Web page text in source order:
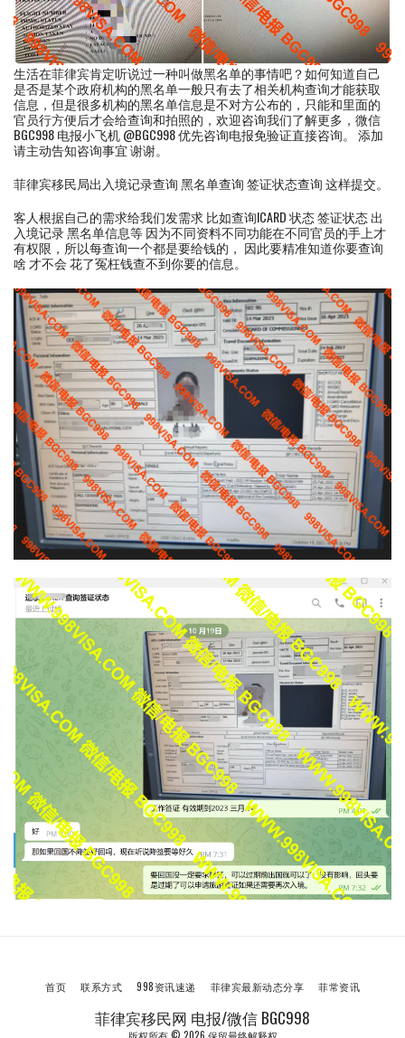
生活在菲律宾肯定听说过一种叫做黑名单的事情吧？如何知道自己
是否是某个政府机构的黑名单一般只有去了相关机构查询才能获取
信息，但是很多机构的黑名单信息是不对方公布的，只能和里面的
官员行方便后才会给查询和拍照的，欢迎咨询我们了解更多，微信
BGC998 电报小飞机 @BGC998 优先咨询电报免验证直接咨询。 添加
请主动告知咨询事宜 谢谢。
菲律宾移民局出入境记录查询 黑名单查询 签证状态查询 这样提交。
客人根据自己的需求给我们发需求 比如查询ICARD 状态 签证状态 出
入境记录 黑名单信息等 因为不同资料不同功能在不同官员的手上才
有权限，所以每查询一个都是要给钱的， 因此要精准知道你要查询
啥 才不会 花了冤枉钱查不到你要的信息。
菲律宾移民网 电报/微信 BGC998
首页 联系方式 998资讯速递 菲律宾最新动态分享 菲常资讯